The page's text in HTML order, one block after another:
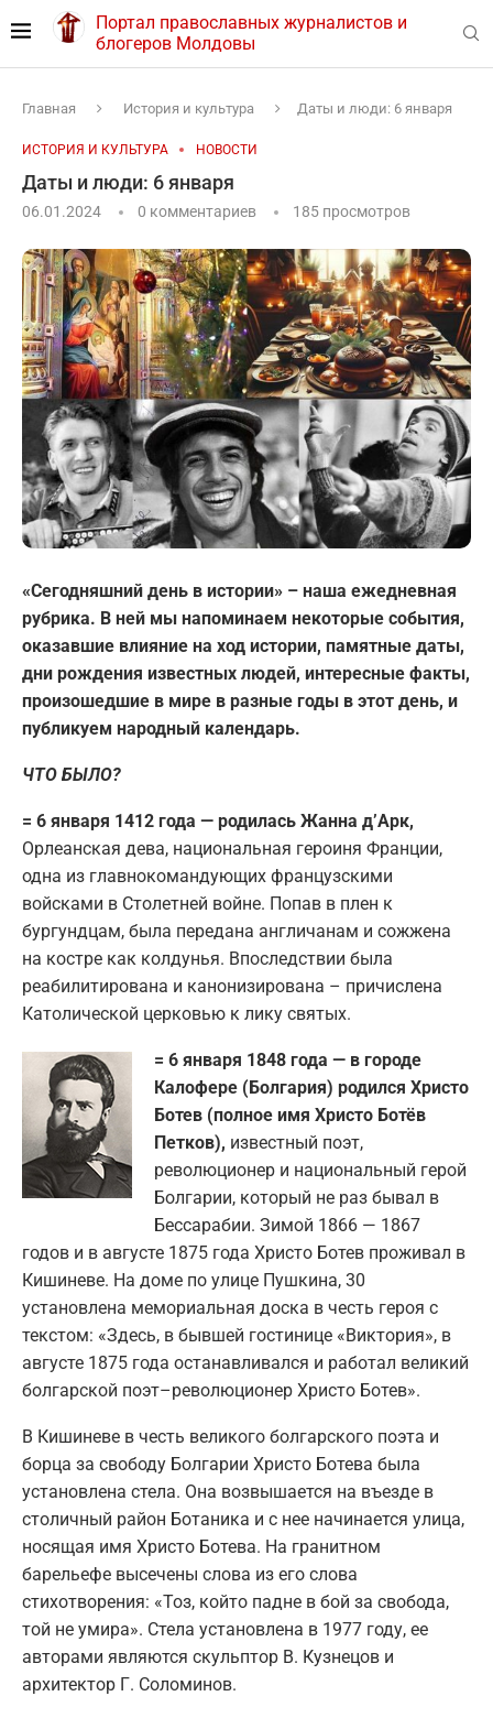
Портал православных журналистов и
блогеров Молдовы
Главная История и культура Даты и люди: 6 января
ИСТОРИЯ И КУЛЬТУРА НОВОСТИ
Даты и люди: 6 января
06.01.2024 0 комментариев 185 просмотров
«Сегодняшний день в истории» – наша ежедневная
рубрика. В ней мы напоминаем некоторые события,
оказавшие влияние на ход истории, памятные даты,
дни рождения известных людей, интересные факты,
произошедшие в мире в разные годы в этот день, и
публикуем народный календарь.
ЧТО БЫЛО?
= 6 января 1412 года — родилась Жанна д’Арк,
Орлеанская дева, национальная героиня Франции,
одна из главнокомандующих французскими
войсками в Столетней войне. Попав в плен к
бургундцам, была передана англичанам и сожжена
на костре как колдунья. Впоследствии была
реабилитирована и канонизирована – причислена
Католической церковью к лику святых.
= 6 января 1848 года — в городе
Калофере (Болгария) родился Христо
Ботев (полное имя Христо Ботёв
Петков), известный поэт,
революционер и национальный герой
Болгарии, который не раз бывал в
Бессарабии. Зимой 1866 — 1867
годов и в августе 1875 года Христо Ботев проживал в
Кишиневе. На доме по улице Пушкина, 30
установлена мемориальная доска в честь героя с
текстом: «Здесь, в бывшей гостинице «Виктория», в
августе 1875 года останавливался и работал великий
болгарской поэт–революционер Христо Ботев».
В Кишиневе в честь великого болгарского поэта и
борца за свободу Болгарии Христо Ботева была
установлена стела. Она возвышается на въезде в
столичный район Ботаника и с нее начинается улица,
носящая имя Христо Ботева. На гранитном
барельефе высечены слова из его слова
стихотворения: «Тоз, който падне в бой за свобода,
той не умира». Стела установлена в 1977 году, ее
авторами являются скульптор В. Кузнецов и
архитектор Г. Соломинов.